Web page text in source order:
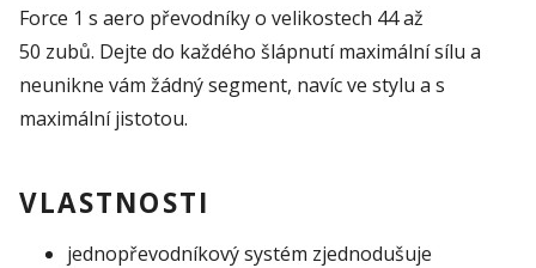
Force 1 s aero převodníky o velikostech 44 až
50 zubů. Dejte do každého šlápnutí maximální sílu a
neunikne vám žádný segment, navíc ve stylu a s
maximální jistotou.
VLASTNOSTI
jednopřevodníkový systém zjednodušuje